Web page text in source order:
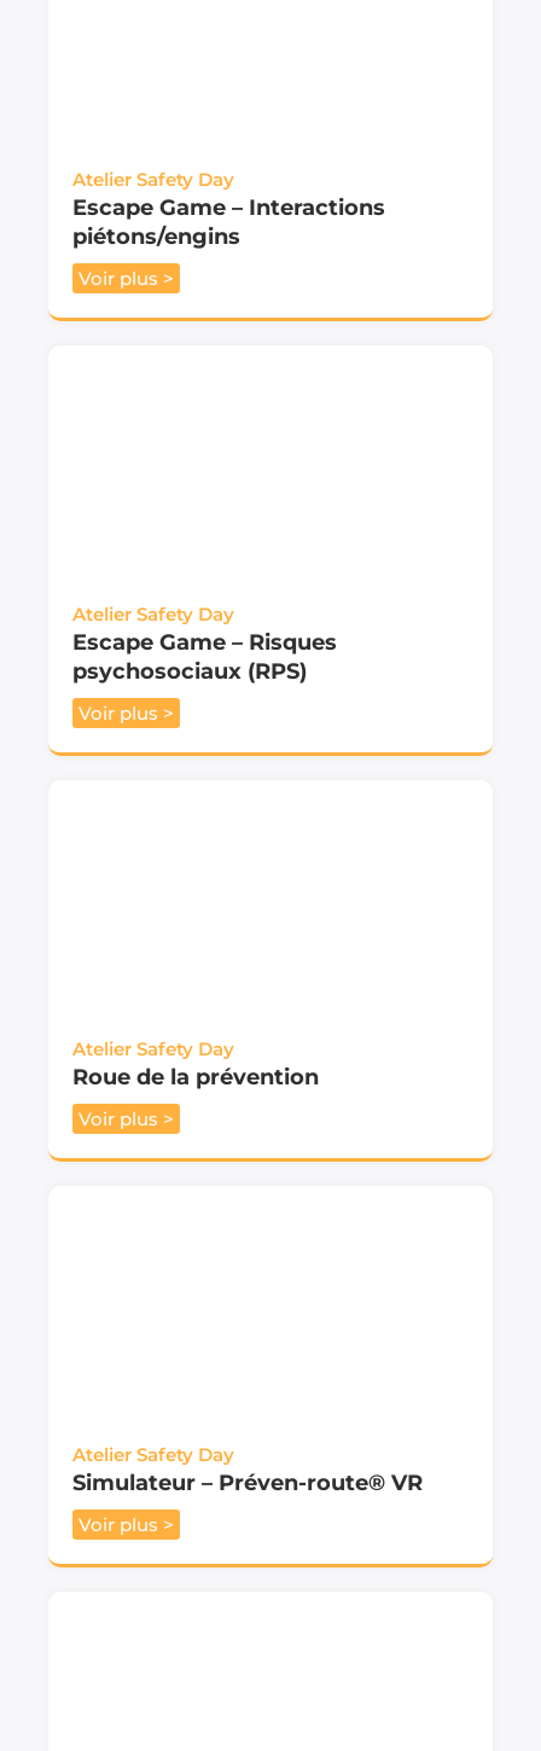
Atelier Safety Day
Escape Game – Interactions
piétons/engins
Voir plus >
Atelier Safety Day
Escape Game – Risques
psychosociaux (RPS)
Voir plus >
Atelier Safety Day
Roue de la prévention
Voir plus >
Atelier Safety Day
Simulateur – Préven-route® VR
Voir plus >